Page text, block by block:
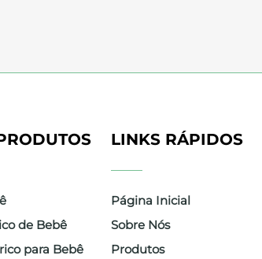
de Bebê
para Bebê
LINKS RÁPIDOS
Página Inicial
Sobre Nós
Produtos